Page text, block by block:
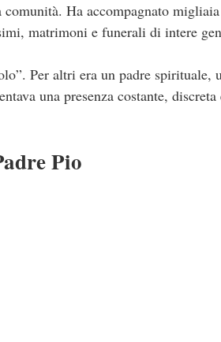
Ha accompagnato
matrimoni e funerali di intere
Per altri era un padre spirituale,
una presenza costante, discreta
Pio